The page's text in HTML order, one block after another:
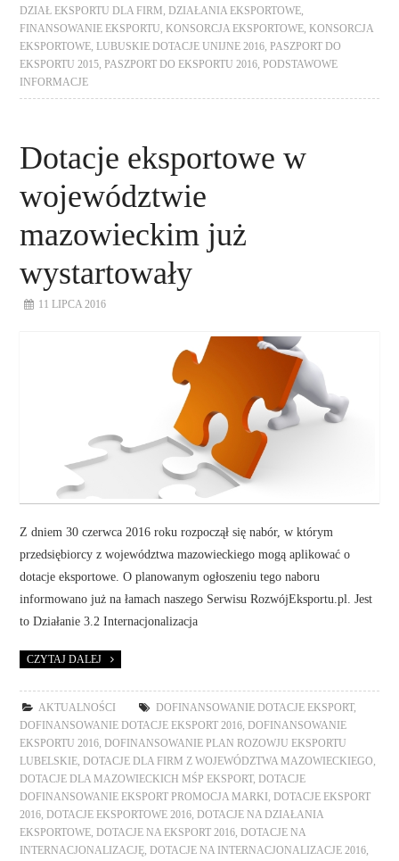
DZIAŁ EKSPORTU DLA FIRM
DZIAŁANIA EKSPORTOWE
FINANSOWANIE EKSPORTU
KONSORCJA EKSPORTOWE
KONSORCJA
EKSPORTOWE
LUBUSKIE DOTACJE UNIJNE 2016
PASZPORT DO
EKSPORTU 2015
PASZPORT DO EKSPORTU 2016
PODSTAWOWE
INFORMACJE
Dotacje eksportowe w
województwie
mazowieckim już
wystartowały
11 LIPCA 2016
Z dniem 30 czerwca 2016 roku rozpoczął się nabór, w którym
przedsiębiorcy z województwa mazowieckiego mogą aplikować o
dotacje eksportowe. O planowanym ogłoszeniu tego naboru
informowano już na łamach naszego Serwisu RozwójEksportu.pl. Jest
to Działanie 3.2 Internacjonalizacja
CZYTAJ DALEJ
AKTUALNOŚCI DOFINANSOWANIE DOTACJE EKSPORT,
DOFINANSOWANIE DOTACJE EKSPORT 2016 ,DOFINANSOWANIE
EKSPORTU 2016 ,DOFINANSOWANIE PLAN ROZOWJU EKSPORTU
LUBELSKIE ,DOTACJE DLA FIRM Z WOJEWÓDZTWA MAZOWIECKIEGO
DOTACJE DLA MAZOWIECKICH MŚP EKSPORT,DOTACJE
DOFINANSOWANIE EKSPORT PROMOCJA MARKI
,DOTACJE EKSPORT
2016 ,DOTACJE EKSPORTOWE 2016 ,DOTACJE NA DZIAŁANIA
EKSPORTOWE ,DOTACJE NA EKSPORT 2016 ,DOTACJE NA
INTERNACJONALIZACJĘ ,DOTACJE NA INTERNACJONALIZACJE 2016